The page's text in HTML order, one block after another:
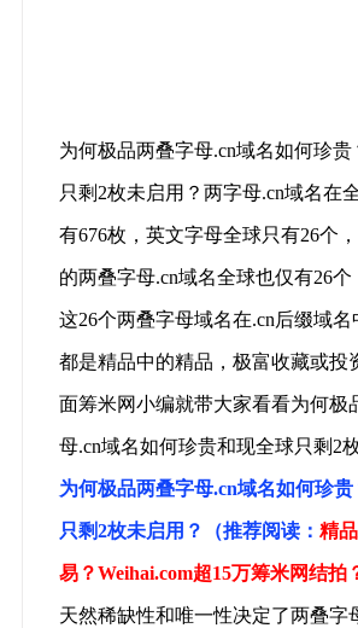
为何极品两叠字母.cn域名如何珍贵
只剩2枚未启用？两字母.cn域名在
有676枚，英文字母全球只有26个
的两叠字母.cn域名全球也仅有26个
这26个两叠字母域名在.cn后缀域名
都是精品中的精品，极富收藏或投
面筹米网小编就带大家看看为何极
母.cn域名如何珍贵和现全球只剩2
为何极品两叠字母.cn域名如何珍
只剩2枚未启用？（推荐阅读： 精
易？Weihai.com超15万筹米网结拍
天然稀缺性和唯一性决定了两叠字